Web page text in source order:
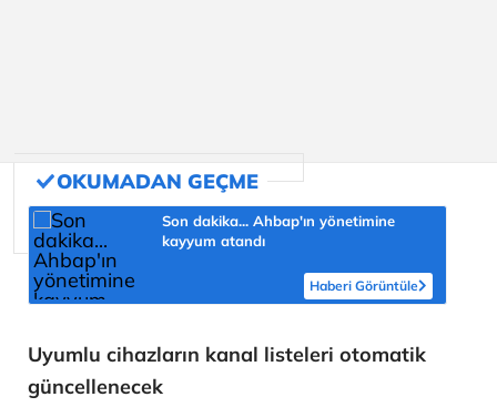
Son dakika... Ahbap'ın yönetimine
kayyum atandı
Haberi Görüntüle
Uyumlu cihazların kanal listeleri otomatik
güncellenecek